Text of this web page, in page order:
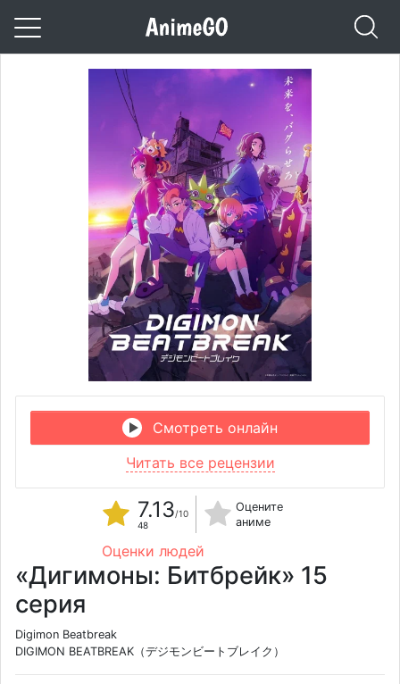
Смотреть онлайн
Читать все рецензии
7.13/10
48
Оцените
аниме
Оценки людей
«Дигимоны: Битбрейк» 15
серия
Digimon Beatbreak
DIGIMON BEATBREAK（デジモンビートブレイク）